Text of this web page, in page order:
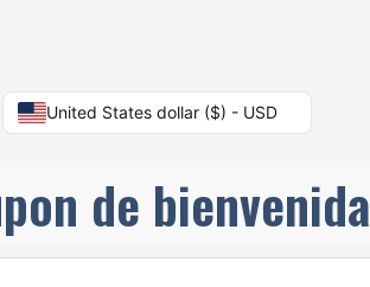
United States dollar ($) - USD
de bienvenida